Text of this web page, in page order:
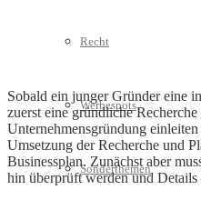
Recht
Werbespots
Sonderthemen
Sobald ein junger Gründer eine
zuerst eine gründliche
Unternehmensgründung
Umsetzung der Recherche und
Businessplan. Zunächst aber
hin überprüft werden und Details